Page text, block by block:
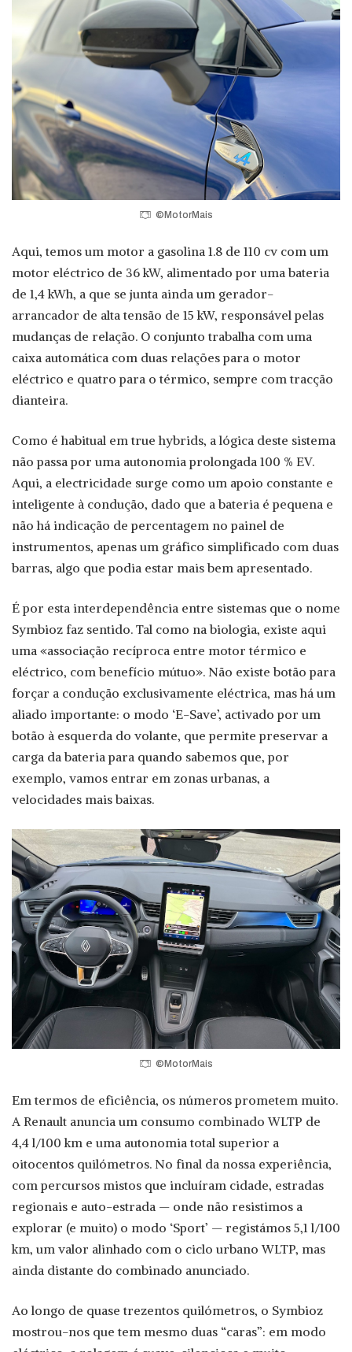
©MotorMais
Aqui, temos um motor a gasolina 1.8 de 110 cv com um
motor eléctrico de 36 kW, alimentado por uma bateria
de 1,4 kWh, a que se junta ainda um gerador-
arrancador de alta tensão de 15 kW, responsável pelas
mudanças de relação. O conjunto trabalha com uma
caixa automática com duas relações para o motor
eléctrico e quatro para o térmico, sempre com tracção
dianteira.
Como é habitual em true hybrids, a lógica deste sistema
não passa por uma autonomia prolongada 100 % EV.
Aqui, a electricidade surge como um apoio constante e
inteligente à condução, dado que a bateria é pequena e
não há indicação de percentagem no painel de
instrumentos, apenas um gráfico simplificado com duas
barras, algo que podia estar mais bem apresentado.
É por esta interdependência entre sistemas que o nome
Symbioz faz sentido. Tal como na biologia, existe aqui
uma «associação recíproca entre motor térmico e
eléctrico, com benefício mútuo». Não existe botão para
forçar a condução exclusivamente eléctrica, mas há um
aliado importante: o modo ‘E-Save’, activado por um
botão à esquerda do volante, que permite preservar a
carga da bateria para quando sabemos que, por
exemplo, vamos entrar em zonas urbanas, a
velocidades mais baixas.
©MotorMais
Em termos de eficiência, os números prometem muito.
A Renault anuncia um consumo combinado WLTP de
4,4 l/100 km e uma autonomia total superior a
oitocentos quilómetros. No final da nossa experiência,
com percursos mistos que incluíram cidade, estradas
regionais e auto-estrada — onde não resistimos a
explorar (e muito) o modo ‘Sport’ — registámos 5,1 l/100
km, um valor alinhado com o ciclo urbano WLTP, mas
ainda distante do combinado anunciado.
Ao longo de quase trezentos quilómetros, o Symbioz
mostrou-nos que tem mesmo duas “caras”: em modo